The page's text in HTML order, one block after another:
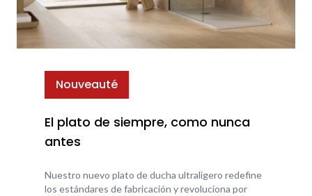
Nouveauté
El plato de siempre, como nunca
antes
Nuestro nuevo plato de ducha ultraligero redefine
los estándares de fabricación y revoluciona por